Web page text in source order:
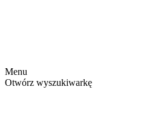
Menu
Otwórz wyszukiwarkę